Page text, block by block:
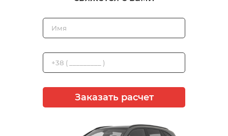
Заказать расчет